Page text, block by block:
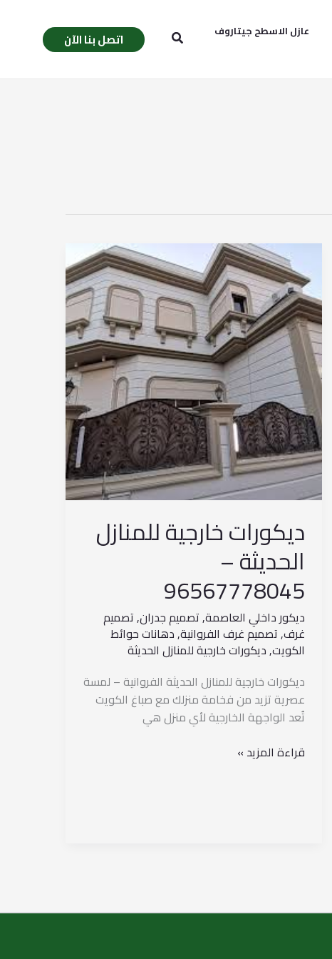
عازل الاسطح جيتاروف
البحث اتصل بنا الآن
ديكورات خارجية للمنازل
الحديثة –
96567778045
ديكور داخلي العاصمة,تصميم جدران,تصميم
غرف,تصميم غرف الفروانية,دهانات حوائط
الكويت,ديكورات خارجية للمنازل الحديثة
ديكورات خارجية للمنازل الحديثة الفروانية – لمسة
عصرية تزيد من فخامة منزلك مع صباغ الكويت
تُعد الواجهة الخارجية لأي منزل هي
ديكورات
خارجية
للمنازل
الحديثة
–
96567778045
قراءة المزيد »